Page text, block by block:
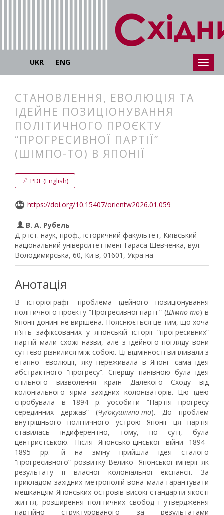
UKR ENG
СТАНОВЛЕННЯ, ЕВОЛЮЦІЯ ТА
ІДЕЙНЕ ПОЗИЦІОНУВАННЯ
ПОЛІТИЧНОГО ПРОЄКТУ
“ПРОГРЕСИВНОЇ ПАРТІЇ”
(ШІМПО-ТО) В ЯПОНІЇ
PDF (English)
https://doi.org/10.15407/orientw2026.01.059
В. А. Рубель
Д-р іст. наук, проф., історичний факультет, Київський
національний університет імені Тараса Шевченка, вул.
Володимирська, 60, Київ, 01601, Україна
Анотація
В історіографії проблема ідейного позиціонування
політичного проєкту “Прогресивної партії” (Шімпо-то) в
Японії донині не вирішена. Пояснюється це тим, що хоча
п’ять зафіксованих у японській історії “прогресивних”
партій мали схожі назви, але з ідейного погляду вони
суттєво різнилися між собою. Ці відмінності випливали з
етапної еволюції, яку переживала в Японії сама ідея
абстрактного “прогресу”. Спершу панівною була ідея
спільного визволення країн Далекого Сходу від
колоніального ярма західних колонізаторів. Цю ідею
спробувала в 1894 р. уособити “Партія прогресу
серединних держав” (Чуґокушімпо-то). До проблем
внутрішнього політичного устрою Японії ця партія
ставилась індиферентно, тому, по суті, була
центристською. Після Японсько-цінської війни 1894–
1895 рр. їй на зміну прийшла ідея сталого
“прогресивного” розвитку Великої Японської імперії як
результату її власної колоніальної експансії. За
прикладом західних метрополій вона мала гарантувати
мешканцям Японських островів високі стандарти якості
життя, розширення політичних свобод і утвердження
партійно структурованого за результатами